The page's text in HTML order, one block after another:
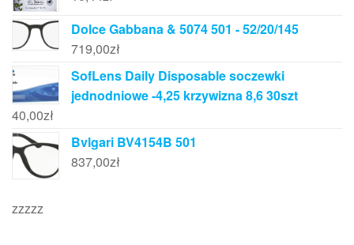
Dolce Gabbana & 5074 501 - 52/20/145
719,00zł
SofLens Daily Disposable soczewki
jednodniowe -4,25 krzywizna 8,6 30szt
40,00zł
Bvlgari BV4154B 501
837,00zł
zzzzz